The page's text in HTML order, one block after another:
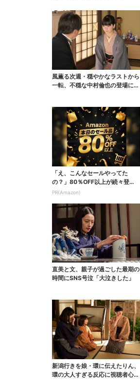
風薫る次週・穏やかなラストから
一転、不穏な中村倫也の登場に視
「え、こんなセールやってた
の？」80％OFF以上が続々登
場！Amazonの本気が...
PR(Amazon)
直美と文、親子が過ごした最期の
時間にSNS号泣「大泣きした」
新潟行きを娘・環に伝えたりん、
環の大人すぎる反応に視聴者心配